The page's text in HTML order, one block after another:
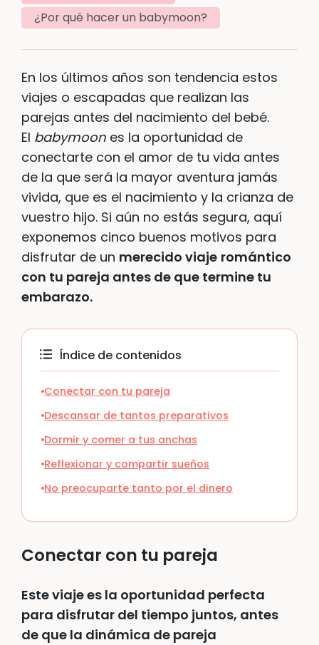
¿Por qué hacer un babymoon?
En los últimos años son tendencia estos
viajes o escapadas que realizan las
parejas antes del nacimiento del bebé.
El babymoon es la oportunidad de
conectarte con el amor de tu vida antes
de la que será la mayor aventura jamás
vivida, que es el nacimiento y la crianza de
vuestro hijo. Si aún no estás segura, aquí
exponemos cinco buenos motivos para
disfrutar de un merecido viaje romántico
con tu pareja antes de que termine tu
embarazo.
Índice de contenidos
Conectar con tu pareja
Descansar de tantos preparativos
Dormir y comer a tus anchas
Reflexionar y compartir sueños
No preocuparte tanto por el dinero
Conectar con tu pareja
Este viaje es la oportunidad perfecta
para disfrutar del tiempo juntos, antes
de que la dinámica de pareja